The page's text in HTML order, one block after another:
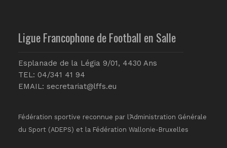
Ligue Francophone de Football en Salle
Esplanade de la Légia 9/01, 4430 Ans
TEL: 04/341 41 94
EMAIL: secretariat@lffs.eu
Fédération sportive reconnue par l’Administration Générale
du Sport (ADEPS) et la Fédération Wallonie-Bruxelles